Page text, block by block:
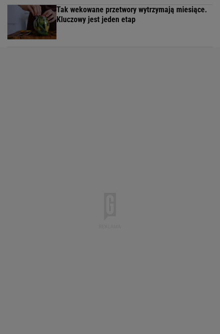
Tak wekowane przetwory wytrzymają miesiące.
Kluczowy jest jeden etap